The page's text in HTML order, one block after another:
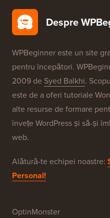
Despre
WPBeginner este un site
pentru începători.
2009 de Syed Balkhi.
este de a oferi tutoriale
alte resurse de formare
învețe WordPress și să-și
web.
Alătură-te echipei noastre:
Personal!
OptinMonster